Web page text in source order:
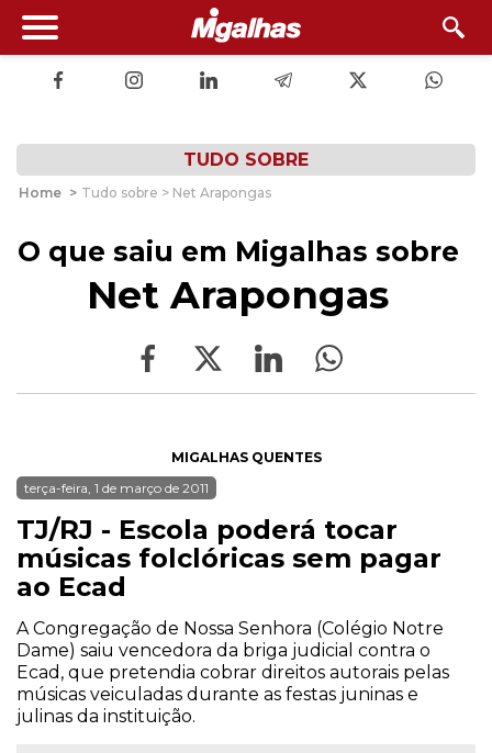
TUDO SOBRE
Home > Tudo sobre > Net Arapongas
O que saiu em Migalhas sobre
Net Arapongas
MIGALHAS QUENTES
terça-feira, 1 de março de 2011
TJ/RJ - Escola poderá tocar
músicas folclóricas sem pagar
ao Ecad
A Congregação de Nossa Senhora (Colégio Notre
Dame) saiu vencedora da briga judicial contra o
Ecad, que pretendia cobrar direitos autorais pelas
músicas veiculadas durante as festas juninas e
julinas da instituição.